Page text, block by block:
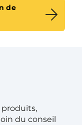
de
produits,
du conseil